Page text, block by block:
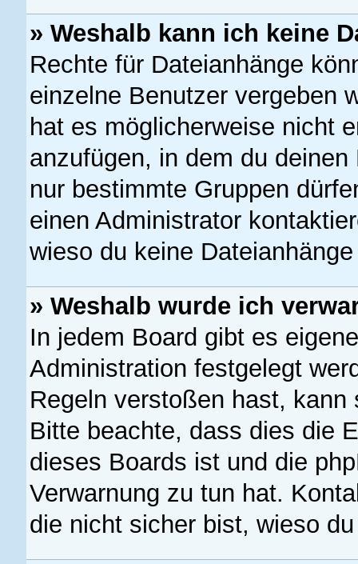
» Weshalb kann ich keine
Rechte für Dateianhänge
einzelne Benutzer vergeben
hat es möglicherweise nicht
anzufügen, in dem du
nur bestimmte Gruppen
einen Administrator
wieso du keine
» Weshalb wurde ich
In jedem Board gibt es
Administration festgelegt
Regeln verstoßen hast,
Bitte beachte, dass dies die
dieses Boards ist und die
Verwarnung zu tun hat.
die nicht sicher bist, wieso